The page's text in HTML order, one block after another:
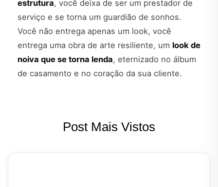
estrutura, você deixa de ser um prestador de
serviço e se torna um guardião de sonhos.
Você não entrega apenas um look, você
entrega uma obra de arte resiliente, um look de
noiva que se torna lenda, eternizado no álbum
de casamento e no coração da sua cliente.
Post Mais Vistos